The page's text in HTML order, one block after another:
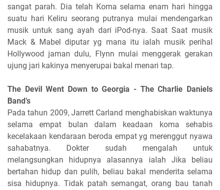
sangat parah. Dia telah Koma selama enam hari hingga
suatu hari Keliru seorang putranya mulai mendengarkan
musik untuk sang ayah dari iPod-nya. Saat Saat musik
Mack & Mabel diputar yg mana itu ialah musik perihal
Hollywood jaman dulu, Flynn mulai menggerak gerakan
ujung jari kakinya menyerupai bakal menari tap.
The Devil Went Down to Georgia - The Charlie Daniels
Band’s
Pada tahun 2009, Jarrett Carland menghabiskan waktunya
selama empat bulan dalam keadaan koma sehabis
kecelakaan kendaraan beroda empat yg merenggut nyawa
sahabatnya. Dokter sudah mengalah untuk
melangsungkan hidupnya alasannya ialah Jika beliau
bertahan hidup dan pulih, beliau bakal menderita selama
sisa hidupnya. Tidak patah semangat, orang bau tanah